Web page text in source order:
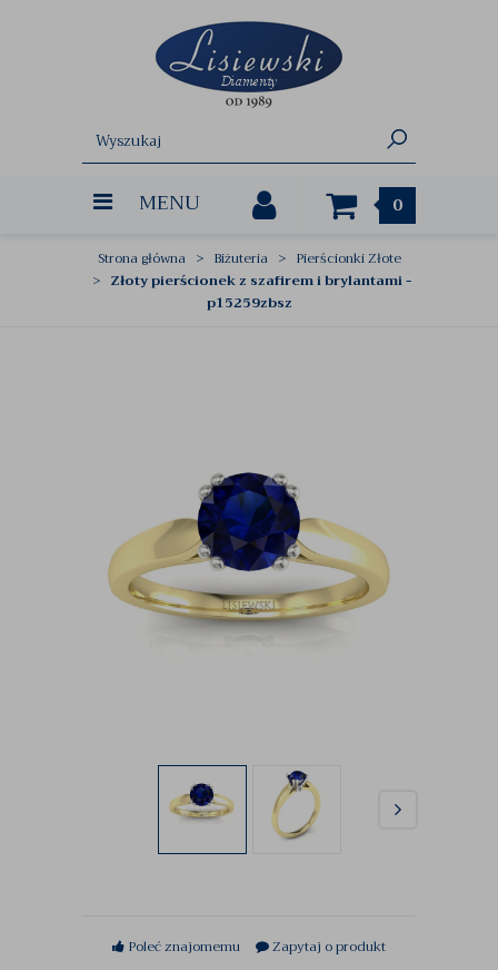
MENU 0
Strona główna Biżuteria
Pierścionki Złote
Złoty pierścionek z szafirem i brylantami -
p15259zbsz
Poleć znajomemu Zapytaj o produkt